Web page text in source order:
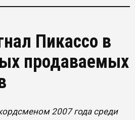
Пикассо в
продаваемых
2007 года среди